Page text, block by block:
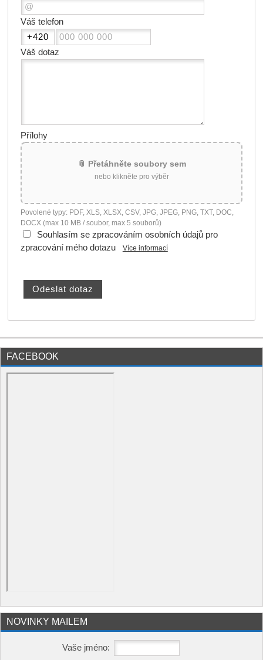
Váš telefon
Váš dotaz
Přílohy
📎 Přetáhněte soubory sem
nebo klikněte pro výběr
Povolené typy: PDF, XLS, XLSX, CSV, JPG, JPEG, PNG, TXT, DOC,
DOCX (max 10 MB / soubor, max 5 souborů)
Souhlasím se zpracováním osobních údajů pro
zpracování mého dotazu
Více informací
FACEBOOK
NOVINKY MAILEM
Vaše jméno: